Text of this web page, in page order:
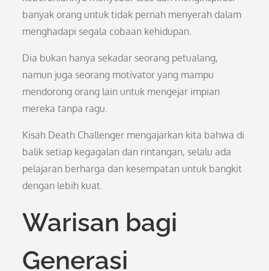
banyak orang untuk tidak pernah menyerah dalam
menghadapi segala cobaan kehidupan.
Dia bukan hanya sekadar seorang petualang,
namun juga seorang motivator yang mampu
mendorong orang lain untuk mengejar impian
mereka tanpa ragu.
Kisah Death Challenger mengajarkan kita bahwa di
balik setiap kegagalan dan rintangan, selalu ada
pelajaran berharga dan kesempatan untuk bangkit
dengan lebih kuat.
Warisan bagi
Generasi